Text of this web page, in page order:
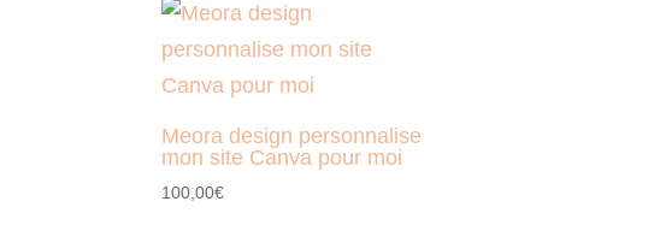
Meora design personnalise
mon site Canva pour moi
100,00€